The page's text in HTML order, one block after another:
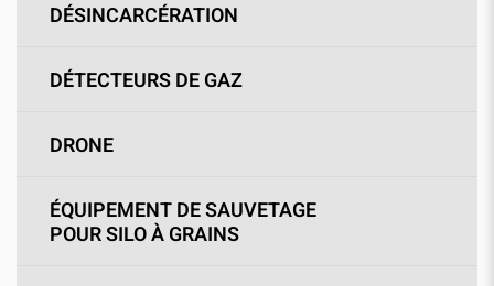
DÉSINCARCÉRATION
DÉTECTEURS DE GAZ
DRONE
ÉQUIPEMENT DE SAUVETAGE
POUR SILO À GRAINS